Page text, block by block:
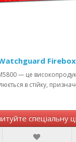
— це
в стійку,
спеціальну